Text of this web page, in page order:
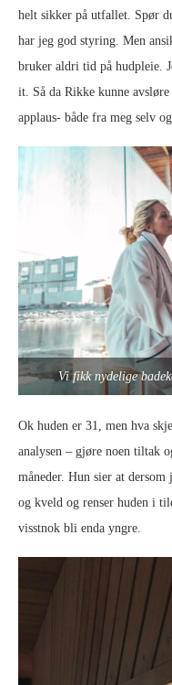
helt sikker på utfallet. Spør
har jeg god styring. Men
bruker aldri tid på hudpleie.
it. Så da Rikke kunne
applaus- både fra meg selv
Vi fikk nydelige
Ok huden er 31, men hva
analysen – gjøre noen tiltak
måneder. Hun sier at
og kveld og renser huden i
visstnok bli enda yngre.